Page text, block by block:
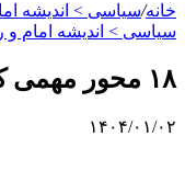
خانه/سیاسی > اندیشه
سیاسی > اندیشه امام و
۱۸ محور مهمی که رهبر انقلاب در سخنرانی نوروزی مطرح کردند
۱۴۰۴/۰۱/۰۲